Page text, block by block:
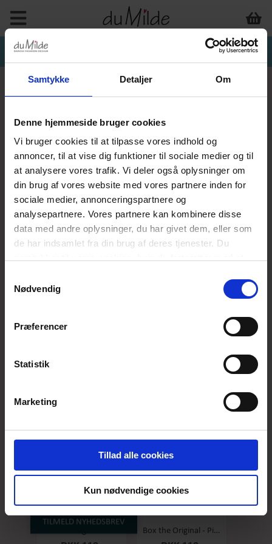
Samtykke Detaljer Om
Denne hjemmeside bruger cookies
Vi bruger cookies til at tilpasse vores indhold og
annoncer, til at vise dig funktioner til sociale medier og til
at analysere vores trafik. Vi deler også oplysninger om
din brug af vores website med vores partnere inden for
sociale medier, annonceringspartnere og
analysepartnere. Vores partnere kan kombinere disse
data med andre oplysninger, du har givet dem, eller som
de har indsamlet fra din brug af deres tjenester. Du
Nødvendig
Præferencer
Statistik
Marketing
Tillad alle cookies
Kun nødvendige cookies
INTERIØR & ANDET
Box the Original - Pineapple/coconut - Stor
TILMELD NYHEDSBREV